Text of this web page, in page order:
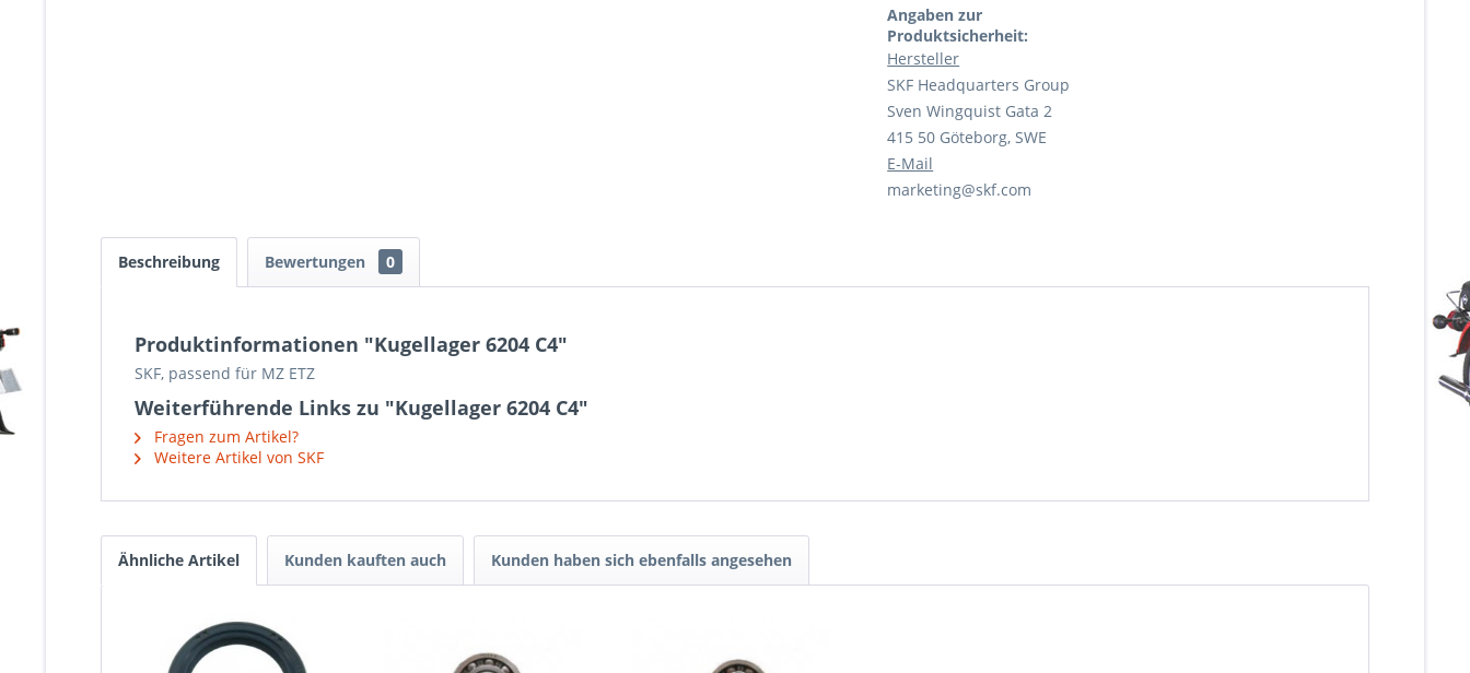
Angaben zur
Produktsicherheit:
Hersteller
SKF Headquarters Group
Sven Wingquist Gata 2
415 50 Göteborg, SWE
E-Mail
marketing@skf.com
Beschreibung Bewertungen 0
Produktinformationen "Kugellager 6204 C4"
SKF, passend für MZ ETZ
Weiterführende Links zu "Kugellager 6204 C4"
Fragen zum Artikel?
Weitere Artikel von SKF
Ähnliche Artikel Kunden kauften auch Kunden haben sich ebenfalls angesehen